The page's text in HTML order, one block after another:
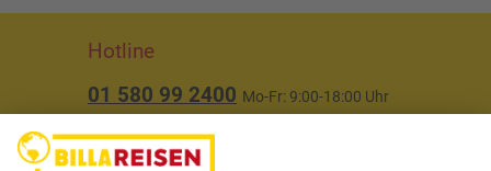
Hotline
01 580 99 2400 Mo-Fr: 9:00-18:00 Uhr
(ausgenommen Feiertage)